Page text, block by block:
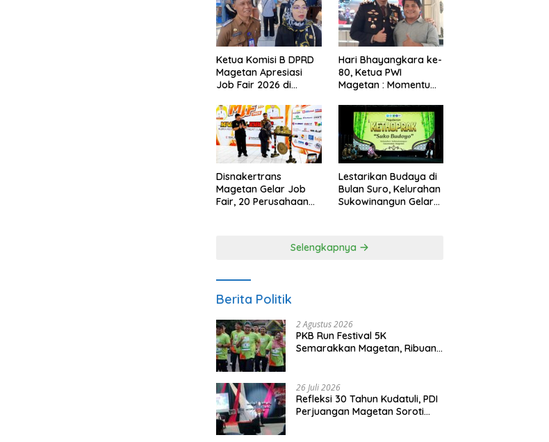
Ketua Komisi B DPRD
Magetan Apresiasi
Job Fair 2026 di
Anggaran
Hari Bhayangkara ke-
80, Ketua PWI
Magetan : Momentum
Kepercayaan Publik
Disnakertrans
Magetan Gelar Job
Fair, 20 Perusahaan
Lestarikan Budaya di
Bulan Suro, Kelurahan
Sukowinangun Gelar
Selengkapnya
Berita Politik
2 Agustus 2026
PKB Run Festival 5K
Semarakkan Magetan, Ribuan
26 Juli 2026
Refleksi 30 Tahun Kudatuli, PDI
Perjuangan Magetan Soroti